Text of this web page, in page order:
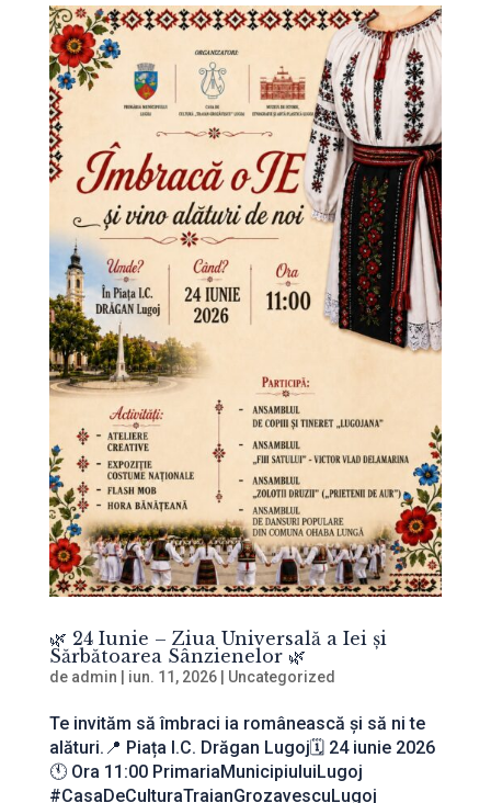
🌿 24 Iunie – Ziua Universală a Iei și
Sărbătoarea Sânzienelor 🌿
de admin | iun. 11, 2026| Uncategorized
Te invităm să îmbraci ia românească și să ni te
alături.📍 Piața I.C. Drăgan Lugoj🗓️ 24 iunie 2026
🕚 Ora 11:00 PrimariaMunicipiuluiLugoj
#CasaDeCulturaTraianGrozavescuLugoj